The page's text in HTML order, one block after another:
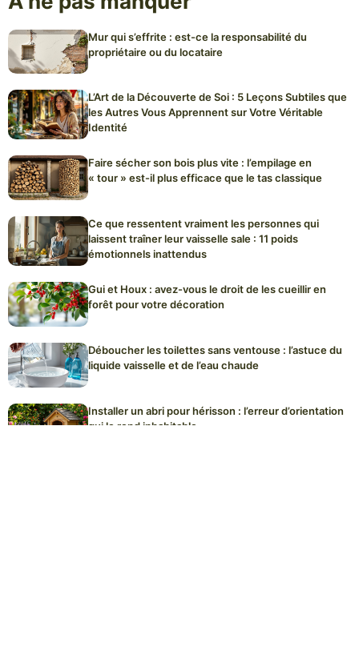
Mur qui s’effrite : est-ce la responsabilité du
propriétaire ou du locataire
L’Art de la Découverte de Soi : 5 Leçons Subtiles que
les Autres Vous Apprennent sur Votre Véritable
Identité
Faire sécher son bois plus vite : l’empilage en
« tour » est-il plus efficace que le tas classique
Ce que ressentent vraiment les personnes qui
laissent traîner leur vaisselle sale : 11 poids
émotionnels inattendus
Gui et Houx : avez-vous le droit de les cueillir en
forêt pour votre décoration
Déboucher les toilettes sans ventouse : l’astuce du
liquide vaisselle et de l’eau chaude
Installer un abri pour hérisson : l’erreur d’orientation
qui le rend inhabitable